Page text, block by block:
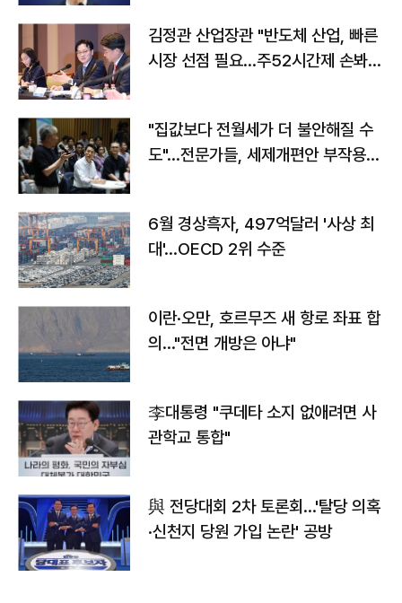
김정관 산업장관 "반도체 산업, 빠른
시장 선점 필요…주52시간제 손봐
"집값보다 전월세가 더 불안해질 수
도"…전문가들, 세제개편안 부작용
6월 경상흑자, 497억달러 '사상 최
대'…OECD 2위 수준
이란·오만, 호르무즈 새 항로 좌표 합
의…"전면 개방은 아냐"
李대통령 "쿠데타 소지 없애려면 사
관학교 통합"
與 전당대회 2차 토론회…'탈당 의혹
·신천지 당원 가입 논란' 공방